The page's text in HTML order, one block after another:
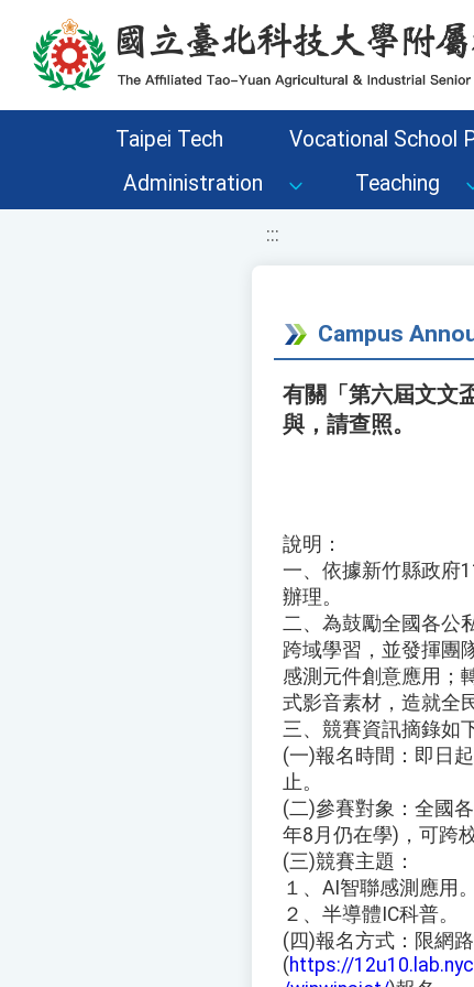
移至網頁之主要內容區位置
Taipei Tech Vocational School
Administration
Teaching
:::
Campus
有關「第六屆文文
與，請查照。
說明：
一、依據新竹縣政府
辦理。
二、為鼓勵全國各公
跨域學習，並發揮團
感測元件創意應用；
式影音素材，造就全
三、競賽資訊摘錄如
(一)報名時間：即日
止。
(二)參賽對象：全國
年8月仍在學)，可跨
(三)競賽主題：
１、AI智聯感測應用。
２、半導體IC科普。
(四)報名方式：限網
(https://